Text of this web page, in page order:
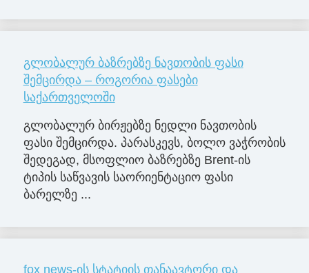
გლობალურ ბაზრებზე ნავთობის ფასი
შემცირდა – როგორია ფასები
საქართველოში
გლობალურ ბირჟებზე ნედლი ნავთობის
ფასი შემცირდა. პარასკევს, ბოლო ვაჭრობის
შედეგად, მსოფლიო ბაზრებზე Brent-ის
ტიპის საწვავის საორიენტაციო ფასი
ბარელზე ...
fox news-ის სტატიის თანაავტორი და